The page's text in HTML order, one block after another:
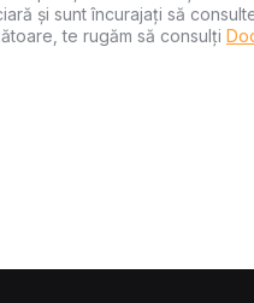
și sunt încurajați să
te rugăm să consulți